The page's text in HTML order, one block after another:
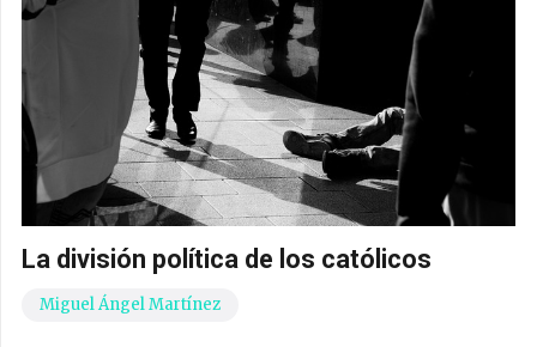
La división política de los católicos
Miguel Ángel Martínez